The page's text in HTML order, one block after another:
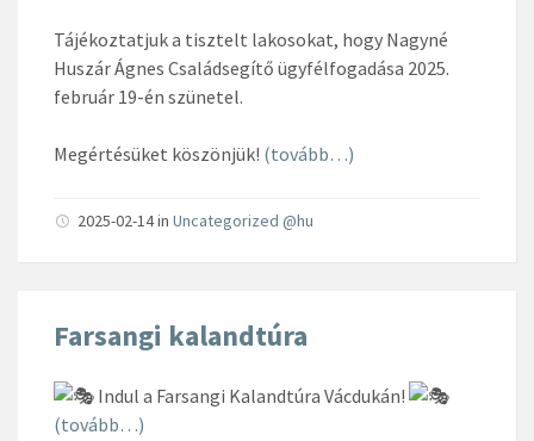
Tájékoztatjuk a tisztelt lakosokat, hogy Nagyné
Huszár Ágnes Családsegítő ügyfélfogadása 2025.
február 19-én szünetel.
Megértésüket köszönjük! (tovább…)
2025-02-14in Uncategorized @hu
Farsangi kalandtúra
Indul a Farsangi Kalandtúra Vácdukán!
(tovább…)